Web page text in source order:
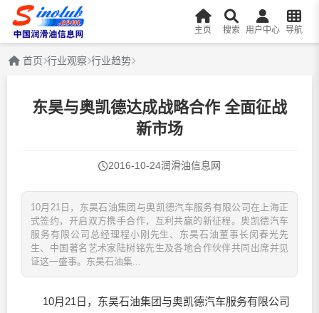
主页 搜索 用户中心 导航
首页 行业观察 行业趋势
东昊与奥凯德达成战略合作 全面征战
新市场
2016-10-24润滑油信息网
10月21日，东昊石油集团与奥凯德汽车服务有限公司在上海正
式签约，开启双方携手合作，互利共赢的新征程。奥凯德汽车
服务有限公司总经理程小刚先生、东昊石油董事长闵春光先
生、中国著名艺术家陆树铭先生及各地合作伙伴共同出席并见
证这一盛事。东昊石油集...
10月21日，东昊石油集团与奥凯德汽车服务有限公司